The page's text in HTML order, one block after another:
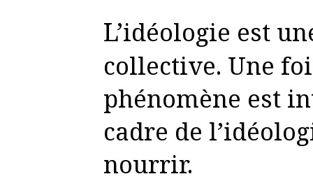
L’idéologie est une paranoïa
collective. Une
phénomène est
cadre de
nourrir.